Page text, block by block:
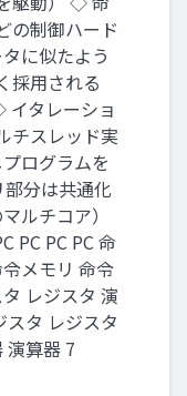
の制御ハード
に似たよう
採用される
タレーショ
チスレッド実
ログラムを
分は共通化
ルチコア）
PC PC PC 命
メモリ 命令
レジスタ 演
スタ レジスタ
演算器 7